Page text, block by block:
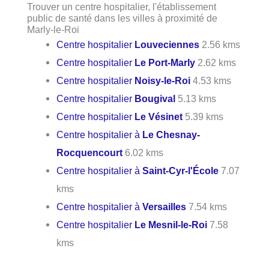
Trouver un centre hospitalier, l'établissement
public de santé dans les villes à proximité de
Marly-le-Roi
Centre hospitalier Louveciennes 2.56 kms
Centre hospitalier Le Port-Marly 2.62 kms
Centre hospitalier Noisy-le-Roi 4.53 kms
Centre hospitalier Bougival 5.13 kms
Centre hospitalier Le Vésinet 5.39 kms
Centre hospitalier à Le Chesnay-
Rocquencourt 6.02 kms
Centre hospitalier àSaint-Cyr-l'École 7.07
kms
Centre hospitalier àVersailles 7.54 kms
Centre hospitalier Le Mesnil-le-Roi 7.58
kms